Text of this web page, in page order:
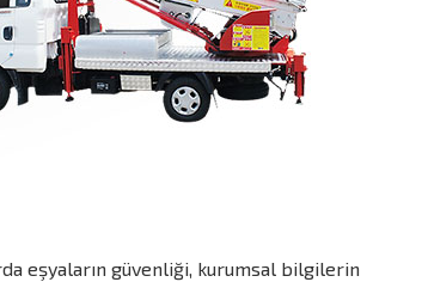
eşyaların güvenliği, kurumsal bilgilerin